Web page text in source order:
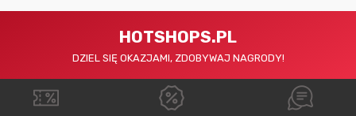
HOTSHOPS.PL
DZIEL SIĘ OKAZJAMI, ZDOBYWAJ NAGRODY!